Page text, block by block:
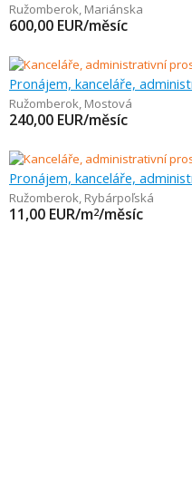
Ružomberok, Mariánska
600,00 EUR/měsíc
Pronájem, kanceláře,
Ružomberok, Mostová
240,00 EUR/měsíc
Pronájem, kanceláře,
Ružomberok, Rybárpoľská
11,00 EUR/m2/měsíc